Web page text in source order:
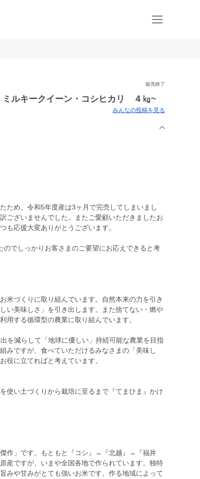
販売終了
ルキークイーン・コシヒカリ ４㎏~
みんなの投稿を見る
ため、令和5年度産は3ヶ月で完売してしまいまし
ございませんでした。またご愛顧いただきましたお
も応援大変ありがとうございます。
でしっかりお客さまのご要望にお応えできると考
米づくりに取り組んでいます。自然本来の力を引き
い美味しさ」を引き出します。また捨てない・燃や
用する循環型の農業に取り組んでいます。
を減らして「地球に優しい」持続可能な農業を目指
みですが、食べていただけるみなさまの「美味し
役に立てればと考えています。
使い土づくりから栽培に至るまで『てまひま』かけ
作」です。もともと『コシ』→『北越』→『福井
産ですが、いまや全国各地で作られています。独特
みや甘みがとても強いお米です。作る地域によって